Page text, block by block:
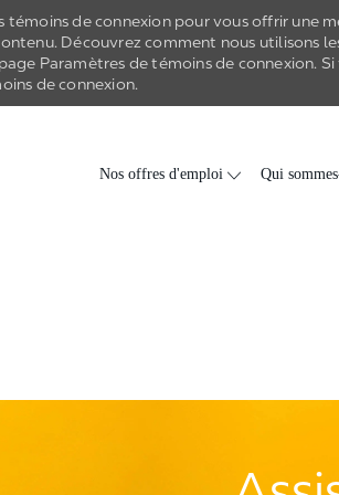
témoins de connexion pour vous offrir une
Découvrez comment nous utilisons
Paramètres detémoins de connexion.
de connexion.
Nos offres d'emploi Qui